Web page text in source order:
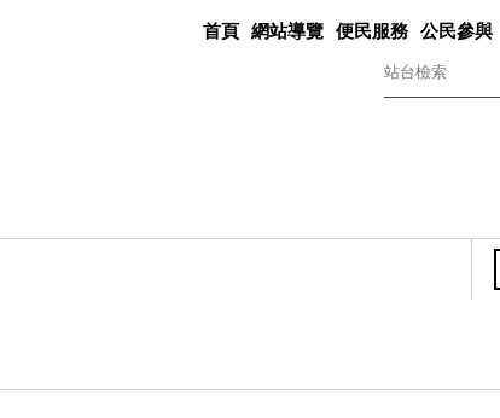
首頁 網站導覽 便民服務 公民參與